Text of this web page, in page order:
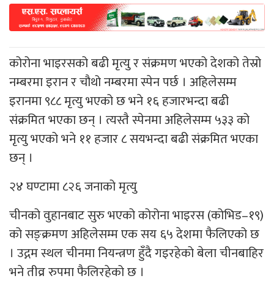
कोरोना भाइरसको बढी मृत्यु र संक्रमण भएको देशको तेस्रो
नम्बरमा इरान र चौथो नम्बरमा स्पेन पर्छ । अहिलेसम्म
इरानमा ९८८ मृत्यु भएको छ भने १६ हजारभन्दा बढी
संक्रमित भएका छन् । त्यस्तै स्पेनमा अहिलेसम्म ५३३ को
मृत्यु भएको भने ११ हजार ८ सयभन्दा बढी संक्रमित भएका
छन् ।
२४ घण्टामा ८२६ जनाको मृत्यु
चीनको वुहानबाट सुरु भएको कोरोना भाइरस (कोभिड–१९)
को सङ्क्रमण अहिलेसम्म एक सय ६५ देशमा फैलिएको छ
। उद्गम स्थल चीनमा नियन्त्रण हुँदै गइरहेको बेला चीनबाहिर
भने तीव्र रुपमा फैलिरहेको छ ।